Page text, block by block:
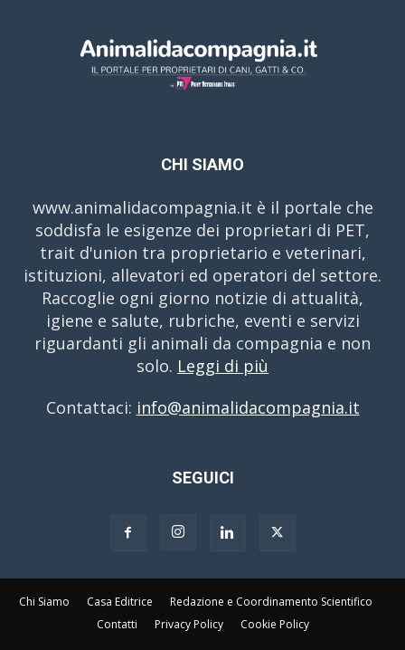
CHI SIAMO
www.animalidacompagnia.it è il portale che
soddisfa le esigenze dei proprietari di PET,
trait d'union tra proprietario e veterinari,
istituzioni, allevatori ed operatori del settore.
Raccoglie ogni giorno notizie di attualità,
igiene e salute, rubriche, eventi e servizi
riguardanti gli animali da compagnia e non
solo. Leggi di più
Contattaci: info@animalidacompagnia.it
SEGUICI
Chi Siamo Casa Editrice
Redazione e Coordinamento Scientifico
Contatti
Privacy Policy Cookie Policy